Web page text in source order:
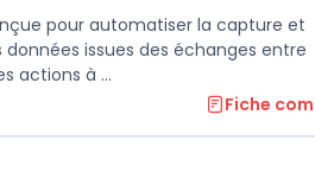
pour automatiser la capture et
issues des échanges entre
équipes revenue et acheteurs, afin de fournir des insights factuels sur les actions à ...
Fiche